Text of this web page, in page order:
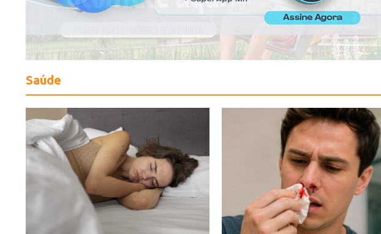
Saúde